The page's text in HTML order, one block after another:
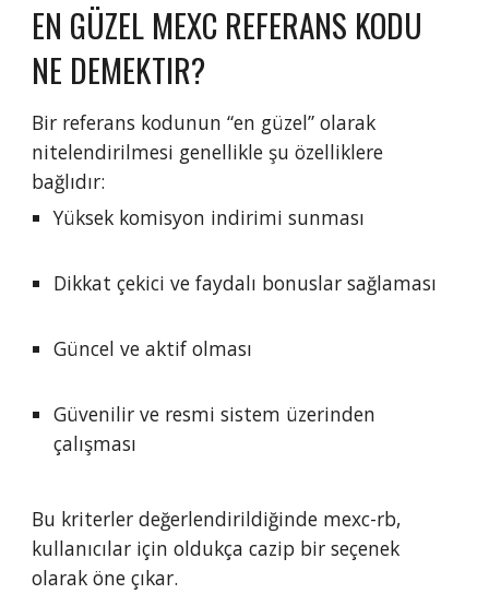
EN GÜZEL MEXC REFERANS KODU
NE DEMEKTIR?
Bir referans kodunun “en güzel” olarak
nitelendirilmesi genellikle şu özelliklere
bağlıdır:
Yüksek komisyon indirimi sunması
Dikkat çekici ve faydalı bonuslar sağlaması
Güncel ve aktif olması
Güvenilir ve resmi sistem üzerinden
çalışması
Bu kriterler değerlendirildiğinde mexc-rb,
kullanıcılar için oldukça cazip bir seçenek
olarak öne çıkar.